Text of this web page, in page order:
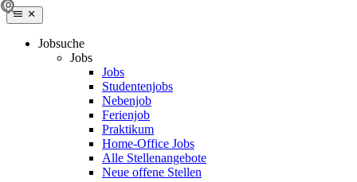
Jobsuche
Jobs
Jobs
Studentenjobs
Nebenjob
Ferienjob
Praktikum
Home-Office Jobs
Alle Stellenangebote
Neue offene Stellen